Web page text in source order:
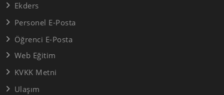
Ekders
Personel E-Posta
Öğrenci E-Posta
Web Eğitim
KVKK Metni
Ulaşım